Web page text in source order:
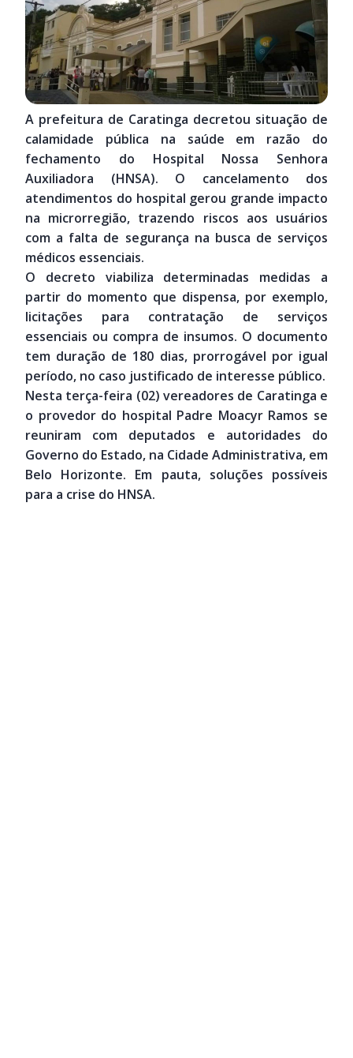
A prefeitura de Caratinga decretou situação de
calamidade pública na saúde em razão do
fechamento do Hospital Nossa Senhora
Auxiliadora (HNSA). O cancelamento dos
atendimentos do hospital gerou grande impacto
na microrregião, trazendo riscos aos usuários
com a falta de segurança na busca de serviços
médicos essenciais.
O decreto viabiliza determinadas medidas a
partir do momento que dispensa, por exemplo,
licitações para contratação de serviços
essenciais ou compra de insumos. O documento
tem duração de 180 dias, prorrogável por igual
período, no caso justificado de interesse público.
Nesta terça-feira (02) vereadores de Caratinga e
o provedor do hospital Padre Moacyr Ramos se
reuniram com deputados e autoridades do
Governo do Estado, na Cidade Administrativa, em
Belo Horizonte. Em pauta, soluções possíveis
para a crise do HNSA.